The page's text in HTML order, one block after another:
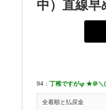
中）直線早
94： 丁稚ですがφ ★＠＼
全着順と払戻金